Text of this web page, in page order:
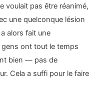
voulait pas être réanimé,
une quelconque lésion
alors fait une
gens ont tout le temps
bien — pas de
Cela a suffi pour le faire